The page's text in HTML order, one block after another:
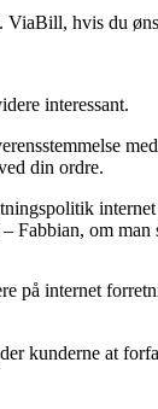
hvis du
interessant.
din ordre.
Fabbian, om
på internet
kunderne at